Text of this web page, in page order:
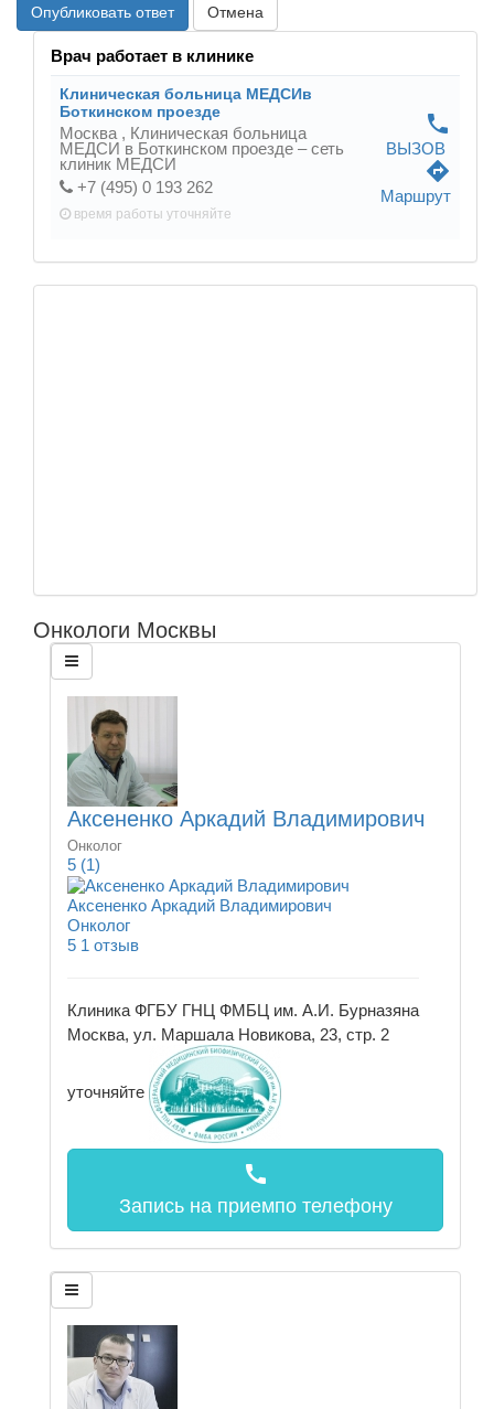
Опубликовать ответ Отмена
Врач работает в клинике
Клиническая больница МЕДСИв
Боткинском проезде
Москва , Клиническая больница
МЕДСИ в Боткинском проезде – сеть
клиник МЕДСИ
+7 (495) 0 193 262
время работы уточняйте
phone
ВЫЗОВ
directions
Маршрут
Онкологи Москвы
Аксененко Аркадий Владимирович
Онколог
5 (1)
Аксененко Аркадий Владимирович
Онколог
5 1 отзыв
Клиника ФГБУ ГНЦ ФМБЦ им. А.И. Бурназяна
Москва, ул. Маршала Новикова, 23, стр. 2
уточняйте
call
Запись на приемпо телефону